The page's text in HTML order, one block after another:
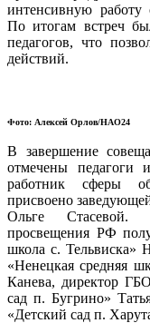
интенсивную работу
По итогам встреч
педагогов, что
действий.
Фото: Алексей Орлов/НАО24
В завершение
отмечены педагоги
работник сферы
присвоено
Ольге Стасевой.
просвещения РФ
школа с.
«Ненецкая средняя
Канева, директор
сад п. Бугрино»
«Детский сад п.